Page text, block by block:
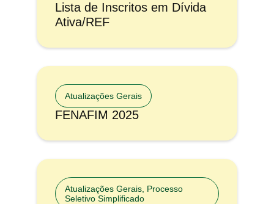
Lista de Inscritos em Dívida
Ativa/REF
Atualizações Gerais
FENAFIM 2025
Atualizações Gerais Processo
Seletivo Simplificado